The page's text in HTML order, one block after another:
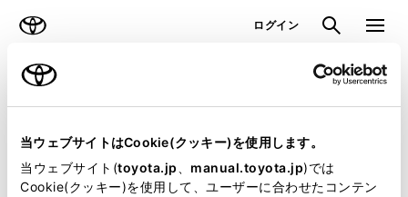
当ウェブサイトはCookie(クッキー)を使用します。
当ウェブサイト(toyota.jp manual.toyota.jp)では
Cookie(クッキー)を使用して、ユーザーに合わせたコンテン
ログイン 検索 メニュ
ラインアップ トピックス
見積りシミュレーション
見積りシミュレーションのデータが